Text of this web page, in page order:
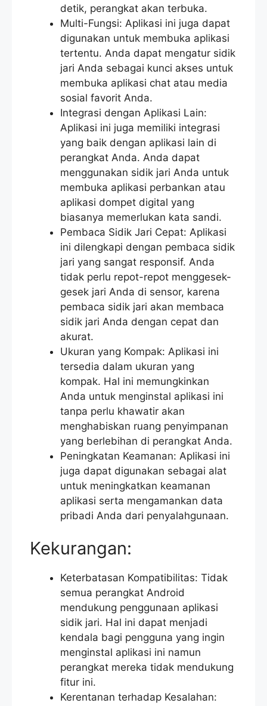
detik, perangkat akan terbuka.
Multi-Fungsi: Aplikasi ini juga dapat
digunakan untuk membuka aplikasi
tertentu. Anda dapat mengatur sidik
jari Anda sebagai kunci akses untuk
membuka aplikasi chat atau media
sosial favorit Anda.
Integrasi dengan Aplikasi Lain:
Aplikasi ini juga memiliki integrasi
yang baik dengan aplikasi lain di
perangkat Anda. Anda dapat
menggunakan sidik jari Anda untuk
membuka aplikasi perbankan atau
aplikasi dompet digital yang
biasanya memerlukan kata sandi.
Pembaca Sidik Jari Cepat: Aplikasi
ini dilengkapi dengan pembaca sidik
jari yang sangat responsif. Anda
tidak perlu repot-repot menggesek-
gesek jari Anda di sensor, karena
pembaca sidik jari akan membaca
sidik jari Anda dengan cepat dan
akurat.
Ukuran yang Kompak: Aplikasi ini
tersedia dalam ukuran yang
kompak. Hal ini memungkinkan
Anda untuk menginstal aplikasi ini
tanpa perlu khawatir akan
menghabiskan ruang penyimpanan
yang berlebihan di perangkat Anda.
Peningkatan Keamanan: Aplikasi ini
juga dapat digunakan sebagai alat
untuk meningkatkan keamanan
aplikasi serta mengamankan data
pribadi Anda dari penyalahgunaan.
Kekurangan:
Keterbatasan Kompatibilitas: Tidak
semua perangkat Android
mendukung penggunaan aplikasi
sidik jari. Hal ini dapat menjadi
kendala bagi pengguna yang ingin
menginstal aplikasi ini namun
perangkat mereka tidak mendukung
fitur ini.
Kerentanan terhadap Kesalahan: